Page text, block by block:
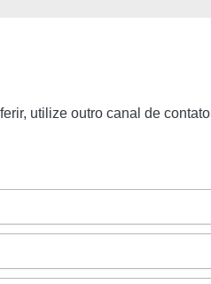
utilize outro canal de contato